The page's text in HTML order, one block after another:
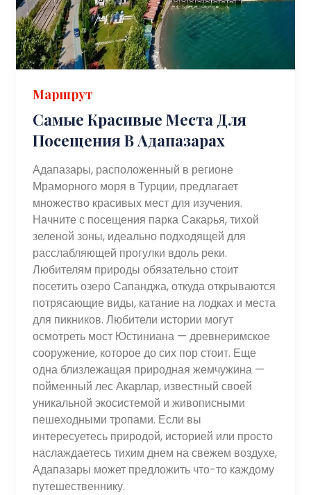
Маршрут
Самые Красивые Места Для
Посещения В Адапазарах
Адапазары, расположенный в регионе
Мраморного моря в Турции, предлагает
множество красивых мест для изучения.
Начните с посещения парка Сакарья, тихой
зеленой зоны, идеально подходящей для
расслабляющей прогулки вдоль реки.
Любителям природы обязательно стоит
посетить озеро Сапанджа, откуда открываются
потрясающие виды, катание на лодках и места
для пикников. Любители истории могут
осмотреть мост Юстиниана — древнеримское
сооружение, которое до сих пор стоит. Еще
одна близлежащая природная жемчужина —
пойменный лес Акарлар, известный своей
уникальной экосистемой и живописными
пешеходными тропами. Если вы
интересуетесь природой, историей или просто
наслаждаетесь тихим днем ​​на свежем воздухе,
Адапазары может предложить что-то каждому
путешественнику.